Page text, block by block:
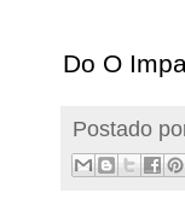
Do O
Postado